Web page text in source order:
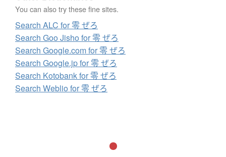
You can also try these fine sites.
Search ALC for 零 ぜろ
Search Goo Jisho for 零 ぜろ
Search Google.com for 零 ぜろ
Search Google.jp for 零 ぜろ
Search Kotobank for 零 ぜろ
Search Weblio for 零 ぜろ